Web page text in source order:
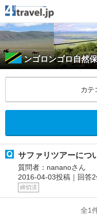
ンゴロンゴロ自然
カテ
サファリツアーにつ
質問者：nananoさん
2016-04-03投稿｜回答
締切済
全1